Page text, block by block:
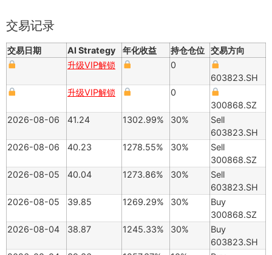
交易记录
交易日期 AI Strategy 年化收益 持仓仓位 交易方向
升级VIP解锁
0
603823.SH
升级VIP解锁
0
300868.SZ
2026-08-06
41.24 1302.99% 30%
Sell
603823.SH
2026-08-06
40.23 1278.55% 30%
Sell
300868.SZ
2026-08-05
40.04 1273.86% 30%
Sell
603823.SH
2026-08-05
39.85 1269.29% 30%
Buy
300868.SZ
2026-08-04
38.87 1245.33% 30%
Buy
603823.SH